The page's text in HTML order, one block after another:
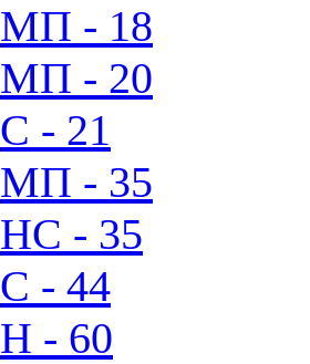
МП - 18
МП - 20
C - 21
МП - 35
HC - 35
C - 44
H - 60